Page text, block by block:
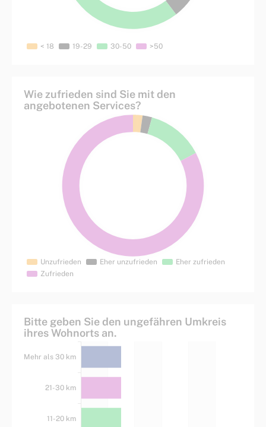
Wie zufrieden sind Sie mit den
angebotenen Services?
Bitte geben Sie den ungefähren Umkreis
ihres Wohnorts an.